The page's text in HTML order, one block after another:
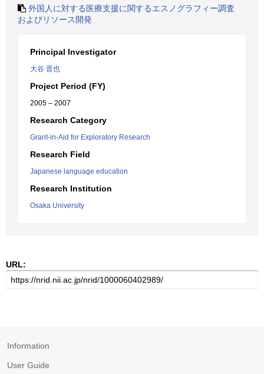
外国人に対する医療支援に関するエスノグラフィー調査
およびリソース開発
Principal Investigator
大谷 晋也
Project Period (FY)
2005 – 2007
Research Category
Grant-in-Aid for Exploratory Research
Research Field
Japanese language education
Research Institution
Osaka University
URL:
Information
User Guide